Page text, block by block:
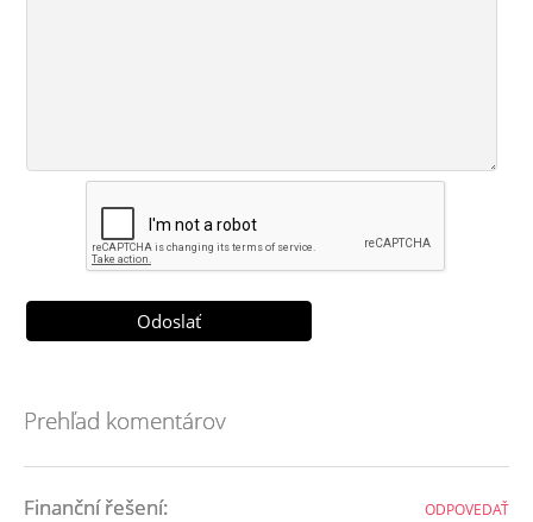
Prehľad komentárov
Finanční řešení:
ODPOVEDAŤ